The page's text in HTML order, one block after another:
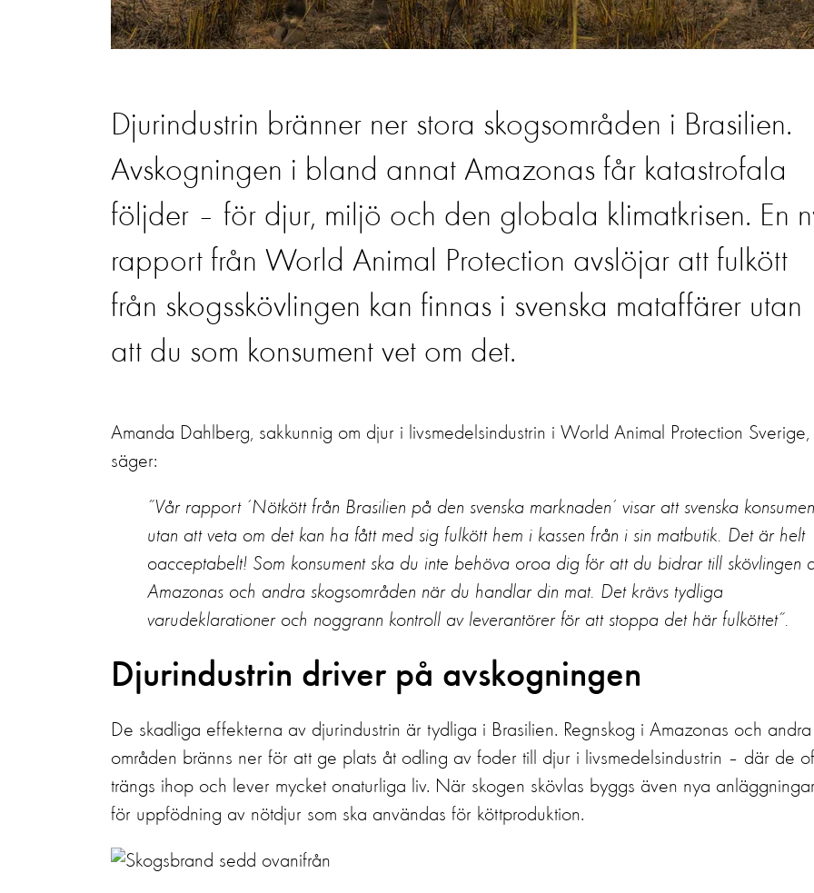
Djurindustrin bränner ner stora skogsområden i Brasilien.
Avskogningen i bland annat Amazonas får katastrofala
följder – för djur, miljö och den globala klimatkrisen. En
rapport från World Animal Protection avslöjar att fulkött
från skogsskövlingen kan finnas i svenska mataffärer utan
att du som konsument vet om det.
Amanda Dahlberg, sakkunnig om djur i livsmedelsindustrin i World Animal Protection Sverige,
säger:
”Vår rapport ’Nötkött från Brasilien på den svenska marknaden’ visar att svenska
utan att veta om det kan ha fått med sig fulkött hem i kassen från i sin matbutik. Det är helt
oacceptabelt! Som konsument ska du inte behöva oroa dig för att du bidrar till skövlingen
Amazonas och andra skogsområden när du handlar din mat. Det krävs tydliga
varudeklarationer och noggrann kontroll av leverantörer för att stoppa det här fulköttet”.
Djurindustrin driver på avskogningen
De skadliga effekterna av djurindustrin är tydliga i Brasilien. Regnskog i Amazonas och andra
områden bränns ner för att ge plats åt odling av foder till djur i livsmedelsindustrin – där de
trängs ihop och lever mycket onaturliga liv. När skogen skövlas byggs även nya
för uppfödning av nötdjur som ska användas för köttproduktion.